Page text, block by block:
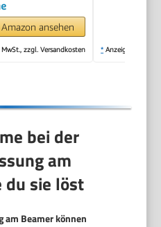
Drehung für
ansehen
MwSt., zzgl. Versandkosten * Anzeige
bei der
am
du sie löst
am Beamer können